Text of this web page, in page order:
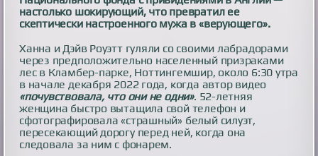
настолько шокирующий, что превратил ее
скептически настроенного мужа в «верующего».
Ханна и Дэйв Роуэтт гуляли со своими лабрадорами
через предположительно населенный призраками
лес в Кламбер-парке, Ноттингемшир, около 6:30 утра
в начале декабря 2022 года, когда автор видео
«почувствовала, что они не одни». 52-летняя
женщина быстро вытащила свой телефон и
сфотографировала «страшный» белый силуэт,
пересекающий дорогу перед ней, когда она
следовала за ним с фонарем.